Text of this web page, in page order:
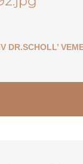
DR.SCHOLL’